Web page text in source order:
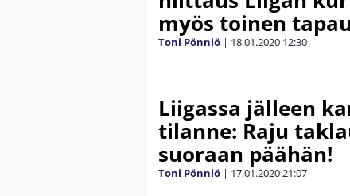
myös toinen
Toni Pönniö | 18.01.2020 12:30
Liigassa jälleen
tilanne: Raju
suoraan päähän!
Toni Pönniö | 17.01.202021:07